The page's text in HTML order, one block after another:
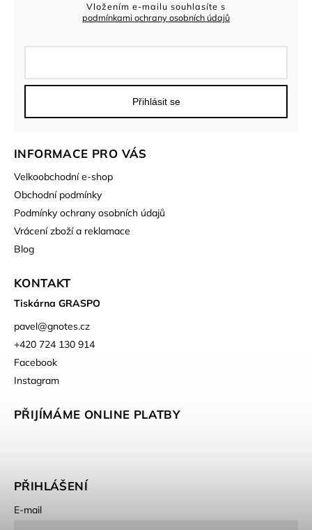
INFORMACE PRO VÁS
Velkoobchodní e-shop
Obchodní podmínky
Podmínky ochrany osobních údajů
Vrácení zboží a reklamace
Blog
KONTAKT
Tiskárna GRASPO
pavel@gnotes.cz
+420 724 130 914
Facebook
Instagram
PŘIJÍMÁME ONLINE PLATBY
PŘIHLÁŠENÍ
E-mail
Vložením e-mailu souhlasíte s
podmínkami ochrany osobních údajů
Přihlásit se